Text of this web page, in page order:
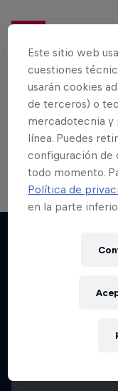
¿Quieres
Bike
MTB, BMX o XC…¡lo
en un solo lugar!
Este sitio web
cuestiones
usarán cookies
de terceros) o
mercadotecnia y
línea. Puedes
configuración de
todo momento.
Política de
en la parte